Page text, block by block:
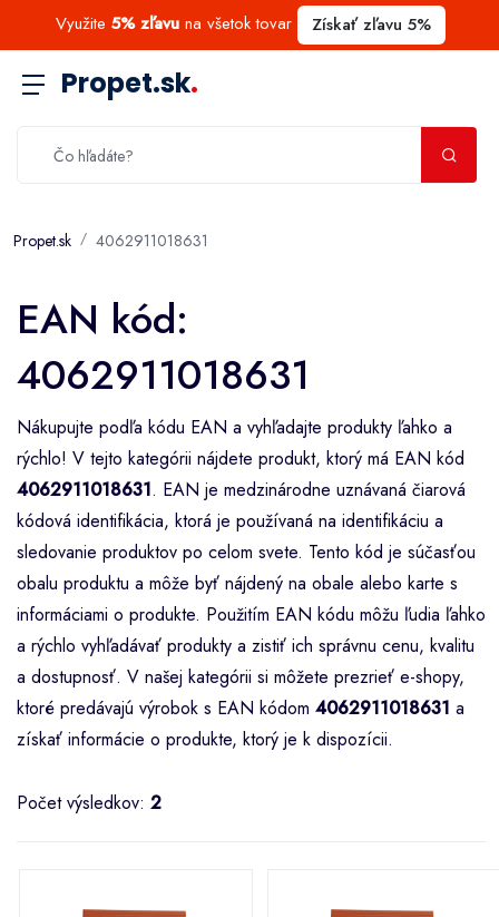
Využite 5% zľavu na všetok tovar Získať zľavu 5%
Propet.sk.
Propet.sk 4062911018631
EAN kód:
4062911018631
Nákupujte podľa kódu EAN a vyhľadajte produkty ľahko a
rýchlo! V tejto kategórii nájdete produkt, ktorý má EAN kód
4062911018631. EAN je medzinárodne uznávaná čiarová
kódová identifikácia, ktorá je používaná na identifikáciu a
sledovanie produktov po celom svete. Tento kód je súčasťou
obalu produktu a môže byť nájdený na obale alebo karte s
informáciami o produkte. Použitím EAN kódu môžu ľudia ľahko
a rýchlo vyhľadávať produkty a zistiť ich správnu cenu, kvalitu
a dostupnosť. V našej kategórii si môžete prezrieť e-shopy,
ktoré predávajú výrobok s EAN kódom 4062911018631 a
získať informácie o produkte, ktorý je k dispozícii.
Počet výsledkov: 2